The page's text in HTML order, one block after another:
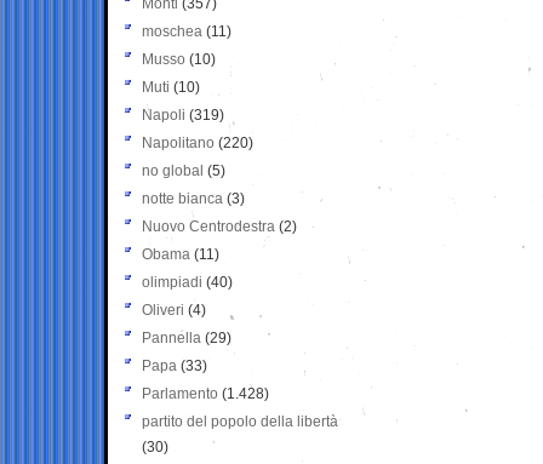
Monti (357)
moschea (11)
Musso (10)
Muti (10)
Napoli (319)
Napolitano (220)
no global (5)
notte bianca (3)
Nuovo Centrodestra (2)
Obama (11)
olimpiadi (40)
Oliveri (4)
Pannella (29)
Papa (33)
Parlamento (1.428)
partito del popolo della libertà
(30)